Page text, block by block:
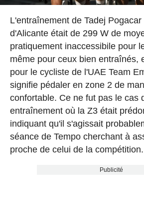
L'entraînement de Tadej
d'Alicante était de 299 W de
pratiquement inaccessibile pour
même pour ceux bien entraînés,
pour le cycliste de l'UAE Team
signifie pédaler en zone 2 de
confortable. Ce ne fut pas le cas
entraînement où la Z3 était
indiquant qu'il s'agissait
séance de Tempo cherchant à
proche de celui de la compétition.
Publicité